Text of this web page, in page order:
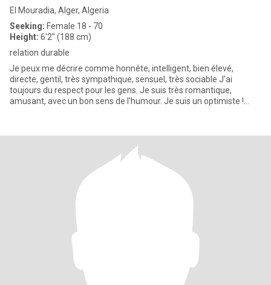
El Mouradia, Alger, Algeria
Seeking: Female 18 - 70
Height: 6'2" (188 cm)
relation durable
Je peux me décrire comme honnête, intelligent, bien élevé,
directe, gentil, très sympathique, sensuel, très sociable J’ai
toujours du respect pour les gens. Je suis très romantique,
amusant, avec un bon sens de l'humour. Je suis un optimiste !